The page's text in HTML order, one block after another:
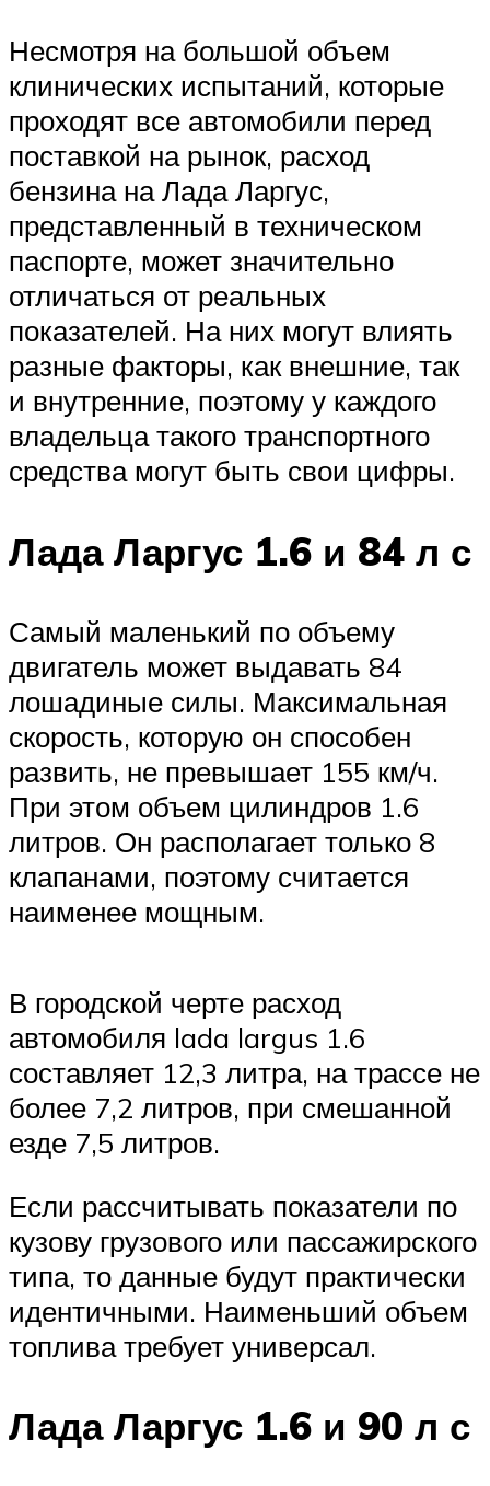
Несмотря на большой объем
клинических испытаний, которые
проходят все автомобили перед
поставкой на рынок, расход
бензина на Лада Ларгус,
представленный в техническом
паспорте, может значительно
отличаться от реальных
показателей. На них могут влиять
разные факторы, как внешние, так
и внутренние, поэтому у каждого
владельца такого транспортного
средства могут быть свои цифры.
Лада Ларгус 1.6 и 84 л с
Самый маленький по объему
двигатель может выдавать 84
лошадиные силы. Максимальная
скорость, которую он способен
развить, не превышает 155 км/ч.
При этом объем цилиндров 1.6
литров. Он располагает только 8
клапанами, поэтому считается
наименее мощным.
В городской черте расход
автомобиля lada largus 1.6
составляет 12,3 литра, на трассе не
более 7,2 литров, при смешанной
езде 7,5 литров.
Если рассчитывать показатели по
кузову грузового или пассажирского
типа, то данные будут практически
идентичными. Наименьший объем
топлива требует универсал.
Лада Ларгус 1.6 и 90 л с